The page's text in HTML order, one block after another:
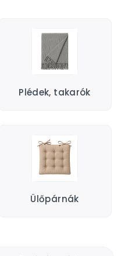
Plédek, takarók
Ülőpárnák